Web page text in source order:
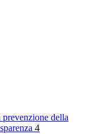
della
4